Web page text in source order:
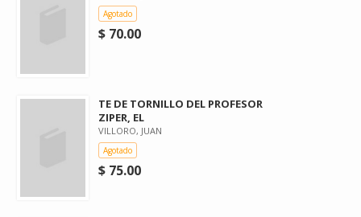
Agotado
$ 70.00
TE DE TORNILLO DEL PROFESOR
ZIPER, EL
VILLORO, JUAN
Agotado
$ 75.00